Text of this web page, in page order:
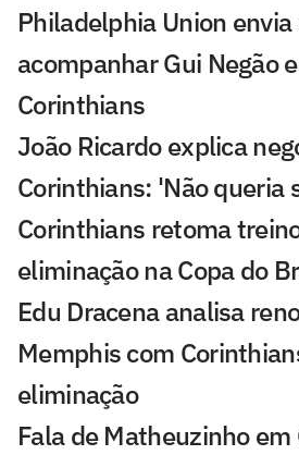
Philadelphia Union
acompanhar Gui Negão
Corinthians
João Ricardo explica
Corinthians: 'Não queria
Corinthians retoma
eliminação na Copa do
Edu Dracena analisa
Memphis com
eliminação
Fala de Matheuzinho